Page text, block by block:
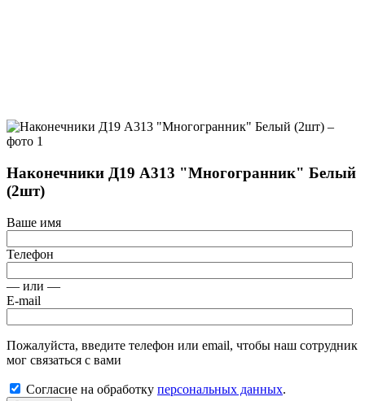
Наконечники Д19 А313 "Многогранник" Белый
(2шт)
Ваше имя
Телефон
— или —
E-mail
Пожалуйста, введите телефон или email, чтобы наш сотрудник
мог связаться с вами
Согласие на обработку персональных данных.